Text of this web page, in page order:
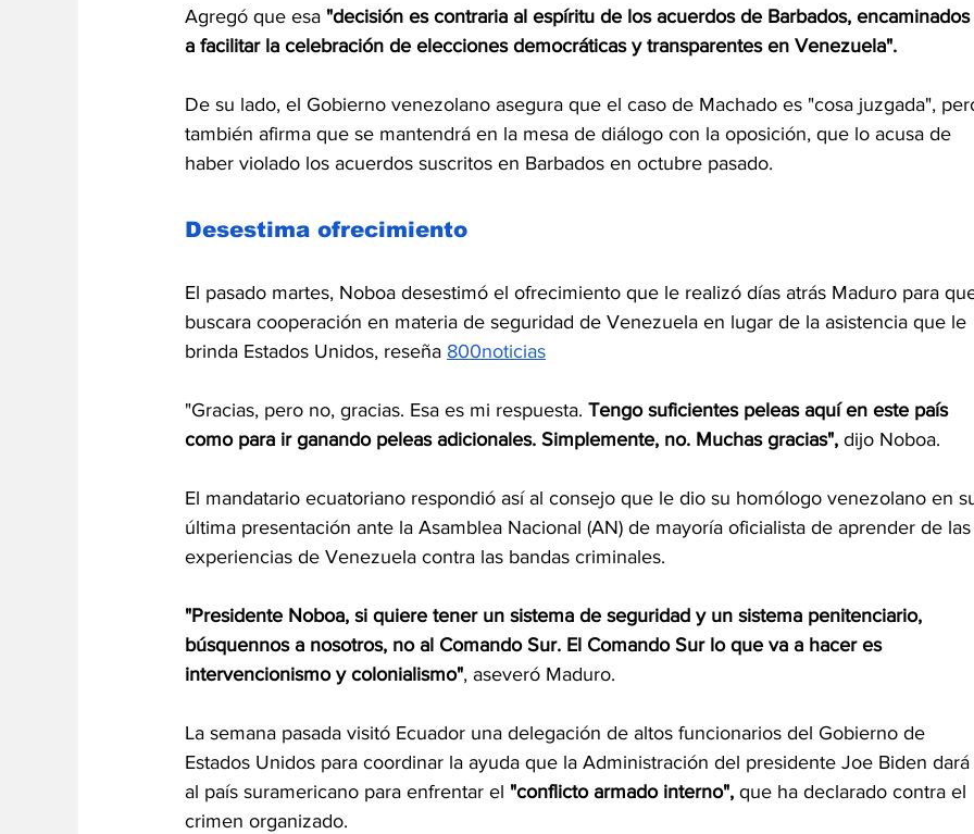
Agregó que esa "decisión es contraria al espíritu de los acuerdos de Barbados, encaminados
a facilitar la celebración de elecciones democráticas y transparentes en Venezuela".
De su lado, el Gobierno venezolano asegura que el caso de Machado es "cosa juzgada",
también afirma que se mantendrá en la mesa de diálogo con la oposición, que lo acusa de
haber violado los acuerdos suscritos en Barbados en octubre pasado.
Desestima ofrecimiento
El pasado martes, Noboa desestimó el ofrecimiento que le realizó días atrás Maduro para
buscara cooperación en materia de seguridad de Venezuela en lugar de la asistencia que le
brinda Estados Unidos, reseña 800noticias
"Gracias, pero no, gracias. Esa es mi respuesta. Tengo suficientes peleas aquí en este país
como para ir ganando peleas adicionales. Simplemente, no. Muchas gracias", dijo Noboa.
El mandatario ecuatoriano respondió así al consejo que le dio su homólogo venezolano en
última presentación ante la Asamblea Nacional (AN) de mayoría oficialista de aprender de las
experiencias de Venezuela contra las bandas criminales.
"Presidente Noboa, si quiere tener un sistema de seguridad y un sistema penitenciario,
búsquennos a nosotros, no al Comando Sur. El Comando Sur lo que va a hacer es
intervencionismo y colonialismo", aseveró Maduro.
La semana pasada visitó Ecuador una delegación de altos funcionarios del Gobierno de
Estados Unidos para coordinar la ayuda que la Administración del presidente Joe Biden dará
al país suramericano para enfrentar el "conflicto armado interno", que ha declarado contra el
crimen organizado.